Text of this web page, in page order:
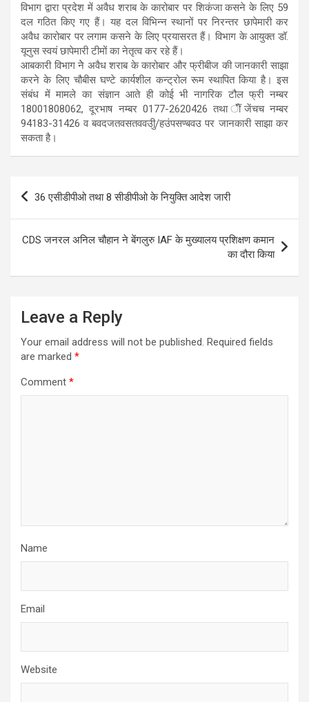
विभाग द्वारा प्रदेश में अवैध शराब के कारोबार पर शिकंजा कसने के लिए 59
दल गठित किए गए हैं। यह दल विभिन्न स्थानों पर निरन्तर छापेमारी कर
अवैध कारोबार पर लगाम कसने के लिए प्रयासरत हैं। विभाग के आयुक्त डॉ.
यूनुस स्वयं छापेमारी टीमों का नेतृत्व कर रहे हैं।
आबकारी विभाग नेे अवैध शराब के कारोबार और फ्रीबीज की जानकारी साझा
करने के लिए चौबीस घण्टे कार्यशील कन्ट्रोल रूम स्थापित किया है। इस
संबंध में मामले का संज्ञान आते ही कोई भी नागरिक टौल फ्री नम्बर
18001808062, दूरभाष नम्बर 0177-2620426 तथा ॅींजेंचच नम्बर
94183-31426 व बवदजतवसतववउीु/हउंपसण्बवउ पर जानकारी साझा कर
सकता है।
Post
navigation
36 एसीडीपीओ तथा 8 सीडीपीओ के नियुक्ति आदेश जारी
CDS जनरल अनिल चौहान ने बेंगलुरु IAF के मुख्यालय प्रशिक्षण कमान
का दौरा किया
Leave a Reply
Your email address will not be published. Required fields
are marked *
Comment *
Name
Email
Website